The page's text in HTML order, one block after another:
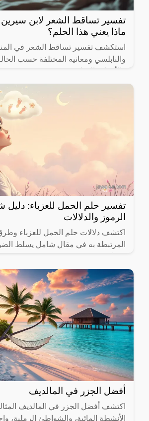
تفسير تساقط الشعر لابن سيرين
ماذا يعني هذا الحلم؟
استكشف تفسير تساقط الشعر في
والنابلسي ومعانيه المختلفة حسب
تفسير حلم الحمل للعزباء: دليل
الرموز والدلالات
اكتشف دلالات حلم الحمل للعزباء
المرتبطة به في مقال شامل يسلط
أفضل الجزر في المالديف
اكتشف أفضل الجزر في المالديف
الأنشطة المائية، والشواطئ الرملية،